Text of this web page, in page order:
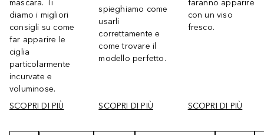
mascara. Ti
diamo i migliori
consigli su come
far apparire le
ciglia
particolarmente
incurvate e
voluminose.
SCOPRI DI PIÙ
spieghiamo come
usarli
correttamente e
come trovare il
modello perfetto.
SCOPRI DI PIÙ
faranno apparire
con un viso
fresco.
SCOPRI DI PIÙ